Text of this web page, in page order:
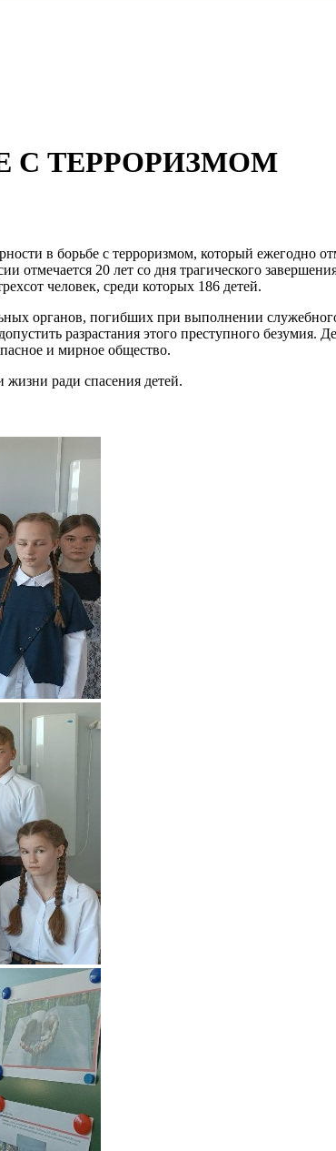
С ТЕРРОРИЗМОМ
в борьбе с терроризмом, который ежегодно
20 лет со дня трагического
человек, среди которых 186 детей.
органов, погибших при выполнении
разрастания этого преступного безумия.
и мирное общество.
ради спасения детей.